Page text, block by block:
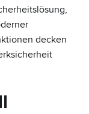
decken